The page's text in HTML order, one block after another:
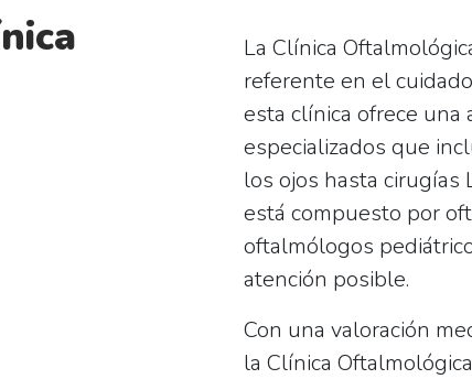
La Clínica
referente en el
esta clínica ofrece una
especializados que
los ojos hasta cirugías
está compuesto por
oftalmólogos
atención posible.
Con una valoración
la Clínica